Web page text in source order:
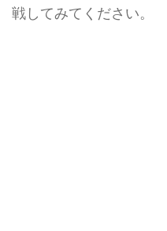
戦してみてください。